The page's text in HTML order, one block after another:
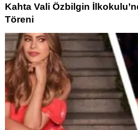
Kahta Vali Özbilgin
Töreni